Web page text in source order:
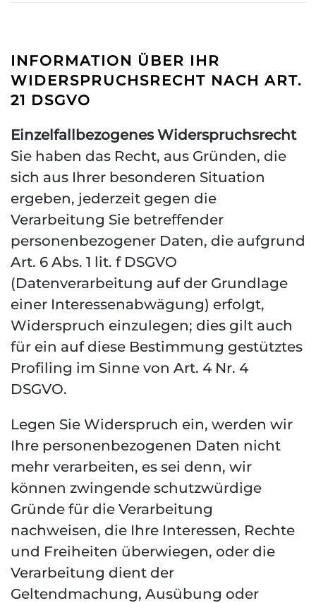
INFORMATION ÜBER IHR
WIDERSPRUCHSRECHT NACH ART.
21 DSGVO
Einzelfallbezogenes Widerspruchsrecht
Sie haben das Recht, aus Gründen, die
sich aus Ihrer besonderen Situation
ergeben, jederzeit gegen die
Verarbeitung Sie betreffender
personenbezogener Daten, die aufgrund
Art. 6 Abs. 1 lit. f DSGVO
(Datenverarbeitung auf der Grundlage
einer Interessenabwägung) erfolgt,
Widerspruch einzulegen; dies gilt auch
für ein auf diese Bestimmung gestütztes
Profiling im Sinne von Art. 4 Nr. 4
DSGVO.
Legen Sie Widerspruch ein, werden wir
Ihre personenbezogenen Daten nicht
mehr verarbeiten, es sei denn, wir
können zwingende schutzwürdige
Gründe für die Verarbeitung
nachweisen, die Ihre Interessen, Rechte
und Freiheiten überwiegen, oder die
Verarbeitung dient der
Geltendmachung, Ausübung oder